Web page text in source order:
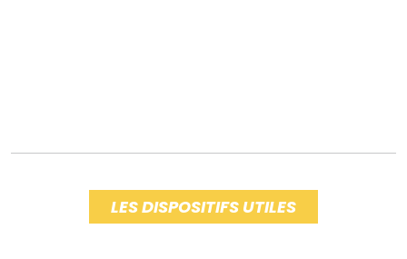
LES DISPOSITIFS UTILES